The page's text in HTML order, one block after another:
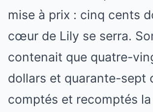
mise à prix : cinq cents
cœur de Lily se serra.
contenait que quatre-
dollars et quarante-sept
comptés et recomptés